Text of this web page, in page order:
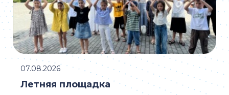
Летняя площадка
07.08.2026